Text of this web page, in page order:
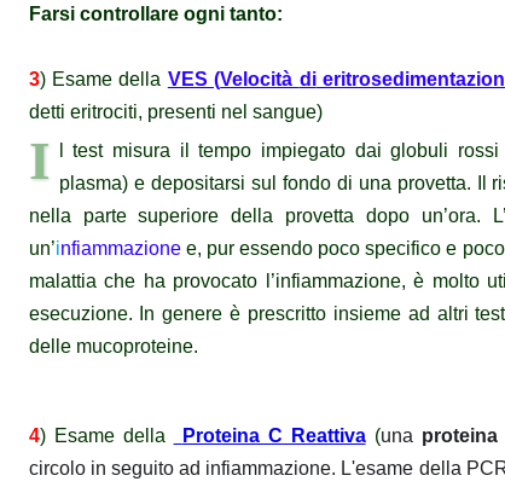
Farsi controllare ogni tanto:
3) Esame della VES (Velocità di
detti eritrociti, presenti nel sangue)
I
l test misura il tempo impiegato dai globuli
plasma) e depositarsi sul fondo di una provetta. Il
nella parte superiore della provetta dopo un’ora.
un’infiammazionee, pur essendo poco specifico e
malattia che ha provocato l’infiammazione, è molto
esecuzione. In genere è prescritto insieme ad altri
delle mucoproteine.
4) Esame della Proteina C Reattiva(una proteina
circolo in seguito ad infiammazione. L'esame della